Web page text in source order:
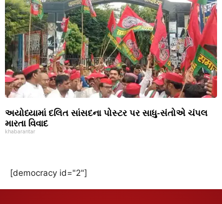
અયોધ્યામાં દલિત સાંસદના પોસ્ટર પર સાધુ-સંતોએ ચંપલ
મારતા વિવાદ
khabarantar
[democracy id="2"]